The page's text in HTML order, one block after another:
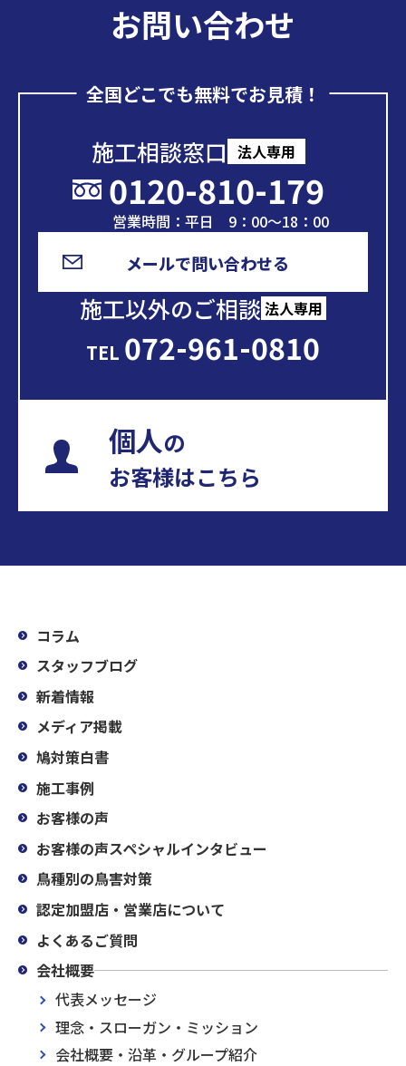
お問い合わせ
全国どこでも無料でお見積！
施工相談窓口 法人専用
0120-810-179
営業時間：平日 9：00～18：00
メールで問い合わせる
施工以外のご相談 法人専用
TEL 072-961-0810
個人の
お客様はこちら
コラム
スタッフブログ
新着情報
メディア掲載
鳩対策白書
施工事例
お客様の声
お客様の声スペシャルインタビュー
鳥種別の鳥害対策
認定加盟店・営業店について
よくあるご質問
会社概要
代表メッセージ
理念・スローガン・ミッション
会社概要・沿革・グループ紹介